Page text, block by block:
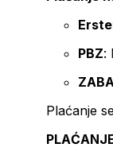
Erste
PBZ:
Plaćanje